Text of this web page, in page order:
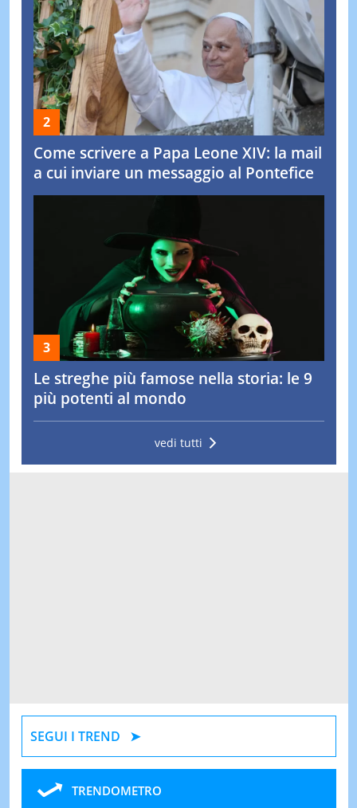
Come scrivere a Papa Leone XIV: la mail
a cui inviare un messaggio al Pontefice
Le streghe più famose nella storia: le 9
più potenti al mondo
vedi tutti
SEGUI I TREND
TRENDOMETRO